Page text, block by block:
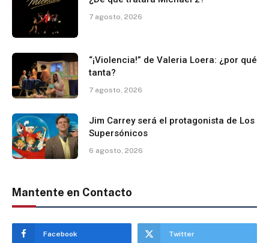
7 agosto, 2026
“¡Violencia!” de Valeria Loera: ¿por qué
tanta?
7 agosto, 2026
Jim Carrey será el protagonista de Los
Supersónicos
6 agosto, 2026
Mantente en Contacto
Facebook Twitter